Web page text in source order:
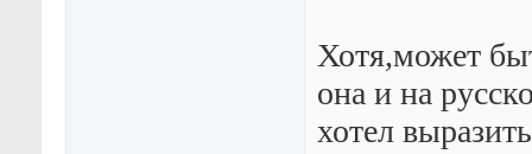
Хотя,может
она и на
хотел